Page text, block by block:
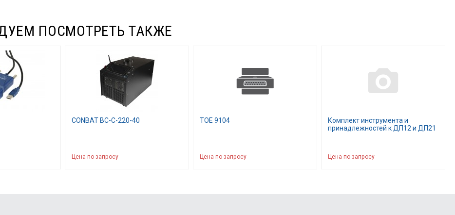
ПОСМОТРЕТЬ ТАКЖЕ
CONBAT BC-C-220-40
Цена по запросу
TOE 9104
Цена по запросу
Комплект инструмента и
принадлежностей к ДП12 и ДП21
Цена по запросу